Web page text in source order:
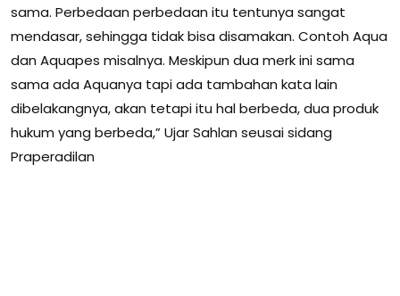
sama. Perbedaan perbedaan itu tentunya sangat
mendasar, sehingga tidak bisa disamakan. Contoh Aqua
dan Aquapes misalnya. Meskipun dua merk ini sama
sama ada Aquanya tapi ada tambahan kata lain
dibelakangnya, akan tetapi itu hal berbeda, dua produk
hukum yang berbeda,” Ujar Sahlan seusai sidang
Praperadilan